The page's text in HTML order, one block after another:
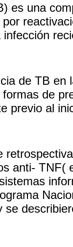
es una
de TB en
de
previo al
anti- TNF(
se